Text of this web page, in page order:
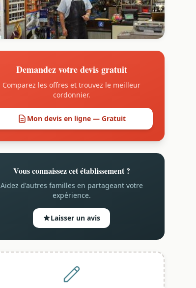
Demandez votre devis gratuit
Comparez les offres et trouvez le meilleur
cordonnier.
Mon devis en ligne — Gratuit
Vous connaissez cet établissement ?
Aidez d'autres familles en partageant votre
expérience.
Laisser un avis